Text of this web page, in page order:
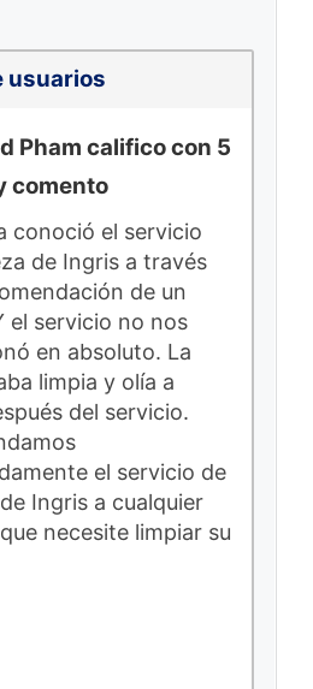
usuarios
Pham califico con 5
comento
conoció el servicio
de Ingris a través
de un
el servicio no nos
en absoluto. La
limpia y olía a
del servicio.
el servicio de
Ingris a cualquier
necesite limpiar su